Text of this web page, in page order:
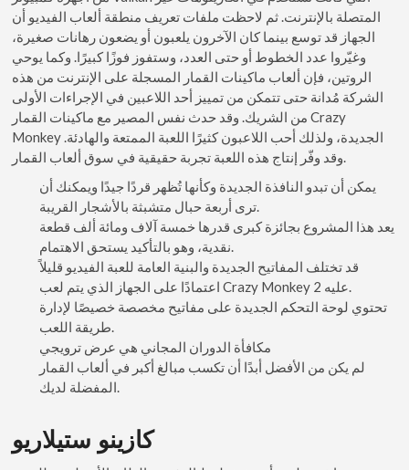
المتصلة بالإنترنت. ثم لاحظت ملفات تعريف منطقة ألعاب الفيديو أن
الجهاز قد توسع بينما كان الآخرون يلعبون أو يضعون رهانات صغيرة،
وغيّروا عدد الخطوط أو حتى العدد، وستفوز فوزًا كبيرًا. وكما يوحي
الروتين، فإن ألعاب ماكينات القمار المسجلة على الإنترنت من هذه
الشركة مُدانة حتى تتمكن من تمييز أحد اللاعبين في الإجراءات الأولى
من الشريك. وقد حدث نفس المصير مع ماكينات القمار Crazy
Monkey الجديدة، ولذلك أحب اللاعبون كثيرًا اللعبة الممتعة والهادئة.
يمكن أن تبدو النافذة الجديدة وكأنها تُظهر قردًا جيدًا ويمكنك أن
يعد هذا المشروع بجائزة كبرى قدرها خمسة آلاف ومائة ألف قطعة
قد تختلف المفاتيح الجديدة والبنية العامة للعبة الفيديو قليلاً
تحتوي لوحة التحكم الجديدة على مفاتيح مخصصة خصيصًا لإدارة
مكافأة الدوران المجاني هي عرض ترويجي
لم يكن من الأفضل أبدًا أن تكسب مبالغ أكبر في ألعاب القمار
كازينو ستيلاريو